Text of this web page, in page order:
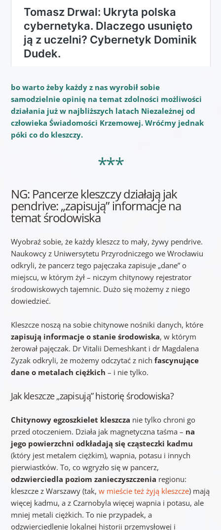
bo warto żeby każdy z nas wyrobił sobie
samodzielnie opinię na temat zdolności możliwości
działania już w najbliższych latach Niezależnej od
człowieka Świadomości Krzemowej. Wróćmy jednak
póki co do kleszczy.
***
NG: Pancerze kleszczy działają jak
pendrive: „zapisują” informacje na
temat środowiska
Wyobraź sobie, że każdy kleszcz to mały, żywy pendrive.
Naukowcy z Uniwersytetu Przyrodniczego we Wrocławiu
odkryli, że pancerz tego pajęczaka zapisuje „dane” o
miejscu, w którym żył – niczym chitynowy rejestrator
środowiskowych tajemnic. Dużo się możemy z niego
dowiedzieć.
Kleszcze noszą na sobie chitynowe nośniki danych, które
zapisują informacje o stanie środowiska, w którym
żerował pajęczak. Dr Vitalii Demeshkant i dr Magdalena
Zyzak odkryli, że możemy odczytać z nich fascynujące
dane o metalach ciężkich – i nie tylko.
Jak kleszcze „zapisują” historię środowiska?
Chitynowy egzoszkielet kleszcza nie tylko chroni go
przed otoczeniem. Działa jak magnetyczna taśma – na
jego powierzchni odkładają się cząsteczki kadmu
(który jest metalem ciężkim), wapnia, potasu i innych
pierwiastków. To, co wgryzło się w pancerz,
odzwierciedla poziom zanieczyszczenia regionu:
kleszcze z Warszawy (tak, w mieście też żyją kleszcze) mają
więcej kadmu, a z Czarnobyla więcej wapnia i potasu, ale
mniej metali ciężkich. To nie przypadek, a
odzwierciedlenie lokalnej historii przemysłowej i